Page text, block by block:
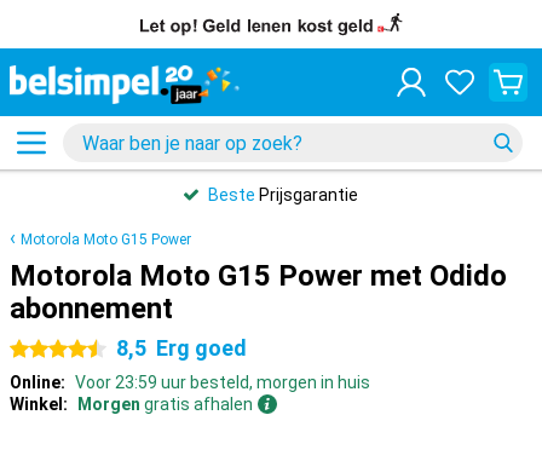
Beste Prijsgarantie
Motorola Moto G15 Power
Motorola Moto G15 Power met Odido
abonnement
4.5 sterren 8,5 Erg goed
Online: Voor 23:59 uur besteld, morgen in huis
Winkel:
Morgen gratis afhalen